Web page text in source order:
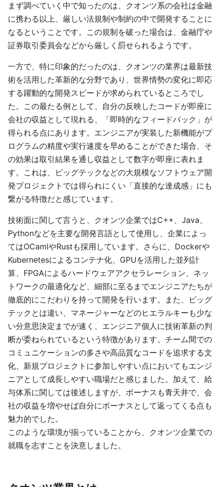
まず調べていく中で知ったのは、クオンツ系の会社は金融
に携わる以上、厳しい法規制や制約の中で開発することに
なるということです。この規制を破った場合は、金融庁や
証券取引委員会などから厳しく罰せられるようです。
一方で、特に印象的だったのは、クオンツの業界は最新技
術を活用した革新的な分野であり、世界情勢の変化に即応
する躍動的な開発スピードが求められているところでし
た。この最たる例として、自分の反映したコードが即座に
会社の収益として現れる、「即時的なフィードバック」が
得られる点にあります。エンジニアが実装した新機能がプ
ログラムの精度や実行速度を早めることができた場合、そ
の効果は取引結果を通し収益として数字が即座に表れま
す。これは、ビッグテックなどの大規模なソフトウェア開
発プロジェクトでは得られにくい「直接的な達成感」にも
繋がる特徴だと感じています。
技術面に関して言うと、クオンツ企業ではC++、Java、
Pythonなどを主要な開発言語として使用し、企業によっ
てはOCamlやRustも採用しています。さらに、Dockerや
Kubernetesによるコンテナ化、GPUを活用した並列計
算、FPGAによるハードウェアアクセラレーション、ネッ
トワークの最適化など、細部に至るまでエンジニアたちが
徹底的にこだわりを持って開発を行います。また、ビッグ
テックとは違い、マネージャーなどのヒエラルキーも少な
い分意思決定までが速く、エンジニア個人に技術革新の判
断が委ねられているという特徴があります。チーム間での
コミュニケーションの多さや高品質なコードを追求する文
化、新規プロジェクトに参加しやすい点においてもエンジ
ニアとして成長しやすい職場だと感じました。加えて、給
与体系に関しては後述しますが、ボーナスも青天井で、会
社の収益を増やせば自分にボーナスとして返ってくる点も
魅力的でした。
このような環境が揃っていることから、クオンツ企業での
就職を志すことを決意しました。